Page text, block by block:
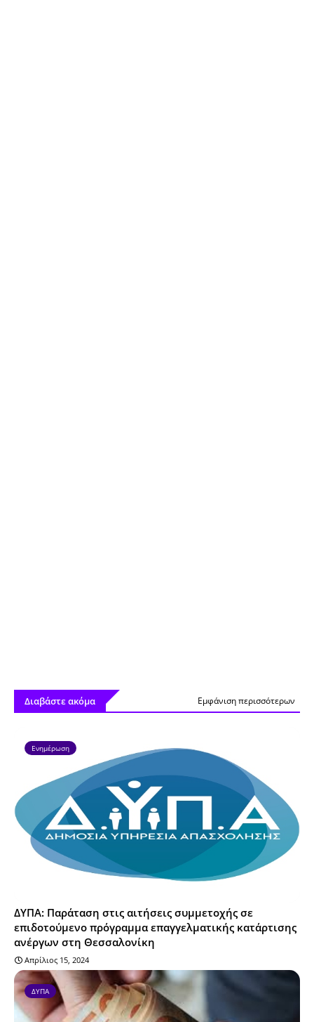
Διαβάστε ακόμα Εμφάνιση περισσότερων
Ενημέρωση
ΔΥΠΑ: Παράταση στις αιτήσεις συμμετοχής σε
επιδοτούμενο πρόγραμμα επαγγελματικής κατάρτισης
ανέργων στη Θεσσαλονίκη
Απρίλιος 15, 2024
ΔΥΠΑ